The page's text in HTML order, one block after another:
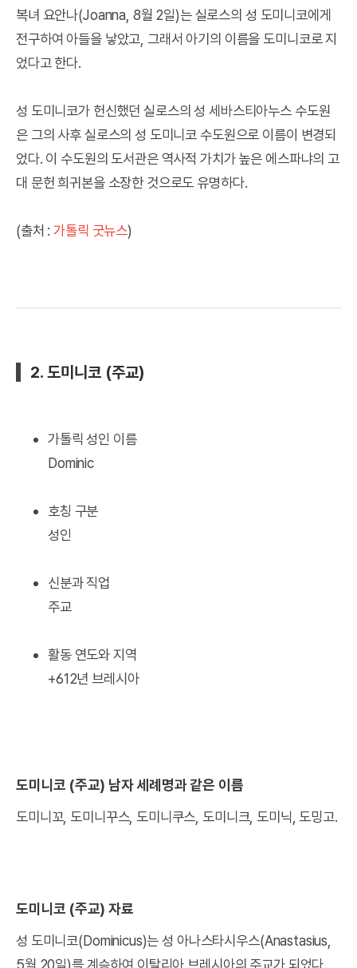
복녀 요안나(Joanna, 8월 2일)는 실로스의 성 도미니코에게
전구하여 아들을 낳았고, 그래서 아기의 이름을 도미니코로 지
었다고 한다.
성 도미니코가 헌신했던 실로스의 성 세바스티아누스 수도원
은 그의 사후 실로스의 성 도미니코 수도원으로 이름이 변경되
었다. 이 수도원의 도서관은 역사적 가치가 높은 에스파냐의 고
대 문헌 희귀본을 소장한 것으로도 유명하다.
(출처 :가톨릭 굿뉴스)
2. 도미니코 (주교)
가톨릭 성인 이름
Dominic
호칭 구분
성인
신분과 직업
주교
활동 연도와 지역
+612년 브레시아
도미니코 (주교) 남자 세례명과 같은 이름
도미니꼬, 도미니꾸스, 도미니쿠스, 도미니크, 도미닉, 도밍고.
도미니코 (주교) 자료
성 도미니코(Dominicus)는 성 아나스타시우스(Anastasius,
5월 20일)를 계승하여 이탈리아 브레시아의 주교가 되었다.